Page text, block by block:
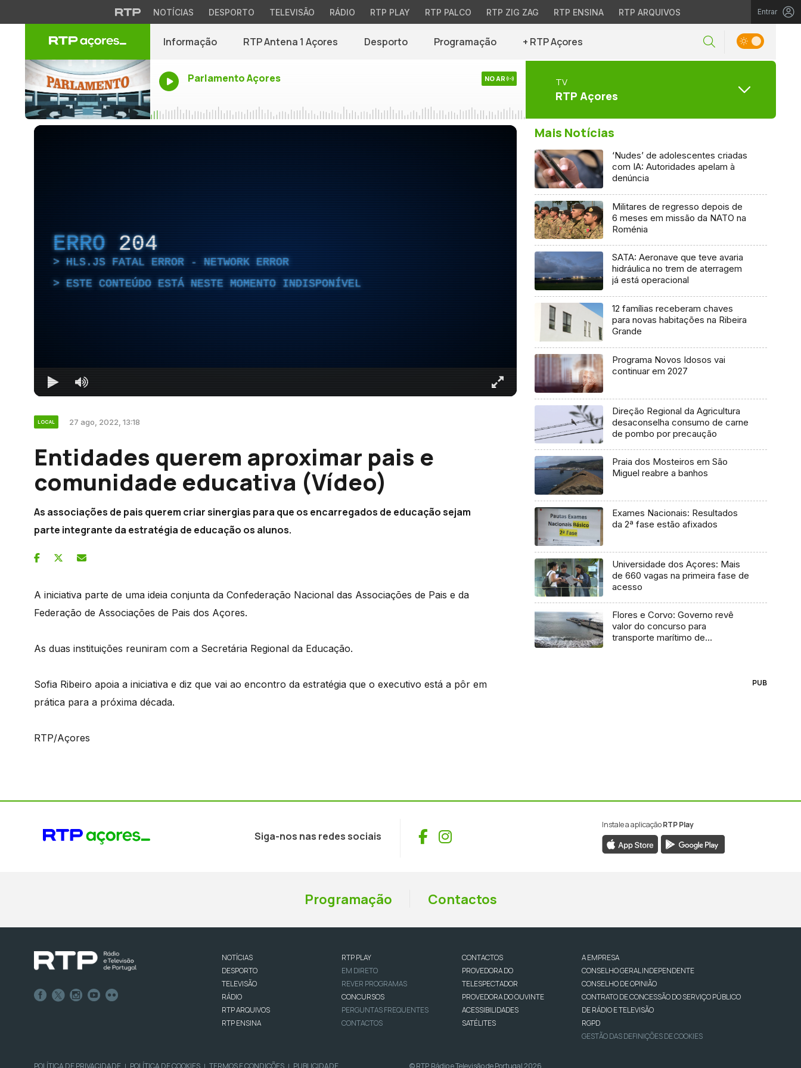
NOTÍCIAS DESPORTO TELEVISÃO RÁDIO RTP PLAY RTP PALCO RTP ZIG ZAG RTP ENSINA RTP ARQUIVOS Entrar
Informação RTP Antena 1 Açores Desporto Programação + RTP Açores
Parlamento Açores NO AR TV
RTP Açores
ERRO 204
HLS.JS FATAL ERROR - NETWORK ERROR
ESTE CONTEÚDO ESTÁ NESTE MOMENTO INDISPONÍVEL
LOCAL 27 ago, 2022, 13:18
Entidades querem aproximar pais e
comunidade educativa (Vídeo)
As associações de pais querem criar sinergias para que os encarregados de educação sejam
parte integrante da estratégia de educação os alunos.
A iniciativa parte de uma ideia conjunta da Confederação Nacional das Associações de Pais e da
Federação de Associações de Pais dos Açores.
As duas instituições reuniram com a Secretária Regional da Educação.
Sofia Ribeiro apoia a iniciativa e diz que vai ao encontro da estratégia que o executivo está a pôr em
prática para a próxima década.
RTP/Açores
Mais Notícias
‘Nudes’ de adolescentes criadas
com IA: Autoridades apelam à
denúncia
Militares de regresso depois de
6 meses em missão da NATO na
Roménia
SATA: Aeronave que teve avaria
hidráulica no trem de aterragem
já está operacional
12 famílias receberam chaves
para novas habitações na Ribeira
Grande
Programa Novos Idosos vai
continuar em 2027
Direção Regional da Agricultura
desaconselha consumo de carne
de pombo por precaução
Praia dos Mosteiros em São
Miguel reabre a banhos
Exames Nacionais: Resultados
da 2ª fase estão afixados
Universidade dos Açores: Mais
de 660 vagas na primeira fase de
acesso
Flores e Corvo: Governo revê
valor do concurso para
transporte marítimo de
PUB
Siga-nos nas redes sociais Facebook
Instagram
Instale a aplicaçãoRTP Play
Programação Contactos
NOTÍCIAS
DESPORTO
TELEVISÃO
RÁDIO
RTP ARQUIVOS
RTP ENSINA
RTP PLAY
EM DIRETO
REVER PROGRAMAS
CONCURSOS
PERGUNTAS FREQUENTES
CONTACTOS
CONTACTOS
PROVEDORA DO
TELESPECTADOR
PROVEDORA DO OUVINTE
ACESSIBILIDADES
SATÉLITES
A EMPRESA
CONSELHO GERAL INDEPENDENTE
CONSELHO DE OPINIÃO
CONTRATO DE CONCESSÃO DO SERVIÇO PÚBLICO
DE RÁDIO E TELEVISÃO
RGPD
GESTÃO DAS DEFINIÇÕES DE COOKIES
POLÍTICA DE PRIVACIDADE | POLÍTICA DE COOKIES | TERMOS E CONDIÇÕES | PUBLICIDADE © RTP, Rádio e Televisão de Portugal 2026